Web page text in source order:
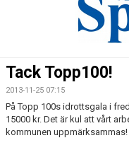
FÖRENINGEN
DOKUMENT
Tack Topp100!
2013-11-25 07:15
På Topp 100s idrottsgala i
15000 kr. Det är kul att vårt
kommunen uppmärksammas!